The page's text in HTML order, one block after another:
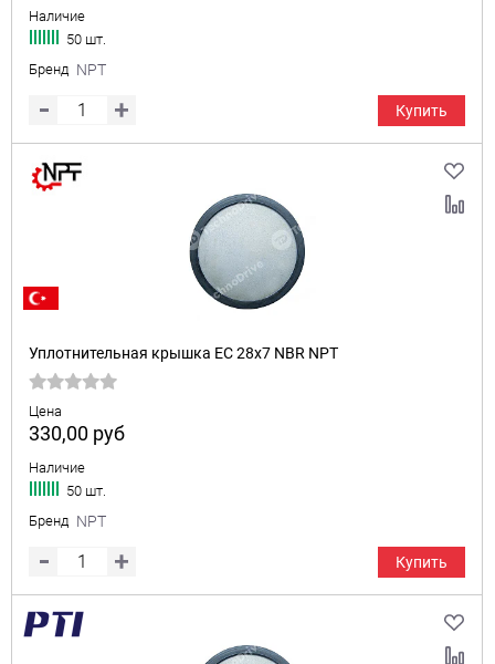
Наличие
50 шт.
Бренд NPT
Купить
Уплотнительная крышка EC 28x7 NBR NPT
Цена
330,00 руб
Наличие
50 шт.
Бренд NPT
Купить